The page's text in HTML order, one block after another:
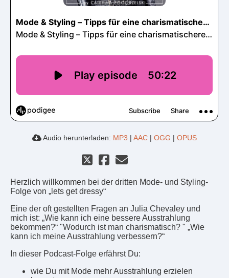
Audio herunterladen: MP3 | AAC | OGG | OPUS
Herzlich willkommen bei der dritten Mode- und Styling-
Folge von „lets get dressy“
Eine der oft gestellten Fragen an Julia Chevaley und
mich ist: „Wie kann ich eine bessere Ausstrahlung
bekommen?“ "Wodurch ist man charismatisch? " „Wie
kann ich meine Ausstrahlung verbessern?“
In dieser Podcast-Folge erfährst Du:
wie Du mit Mode mehr Ausstrahlung erzielen